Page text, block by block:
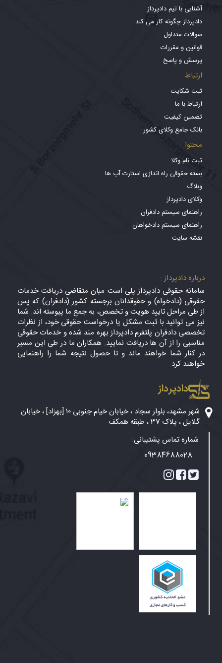
آشنایی با تیم دادپرداز
دادپرداز چگونه کار می کند
سوالات متداول
قوانین و مقررات
پرسش و پاسخ
ارتباط
ثبت شکایت
ارتباط با ما
تضمین کیفیت
بانک جامع وکلای کشور
محتوا
ثبت نام وکلا
بسته حقوقی راه اندازی استارت آپ ها
وبلاگ
وکلای دادپرداز
راهنمای سیستم دادفران
راهنمای سیستم دادخواهان
نقشه سایت
درباره دادپرداز :
سامانه حقوقی دادپرداز پلی است میان متقاضی دریافت خدمات
حقوقی (دادخواه) و حقوقدانان برجسته کشور (دادفران) که پس
از طی مراحل تایید هویت و تخصص، به جمع ما پیوسته اند. شما
نیز می توانید با ثبت مشکل یا درخواست حقوقی خود، از نظرات
تخصصی دادفران پلتفرم دادپرداز بهره مند شده و خدمات حقوقی
مناسبی را از آن ها دریافت نمایید. همکاران ما در طی این مسیر
در کنار شما خواهند ماند و تا حصول نتیجه شما را راهنمایی
خواهند کرد.
دادپرداز
شهر مشهد، بلوار سجاد ، خیابان خیام جنوبی ۱۰ [بهزاد] ، خیابان
گلایل ، پلاک 37 ، طبقه همکف
شماره تماس پشتیبانی:
09384688028